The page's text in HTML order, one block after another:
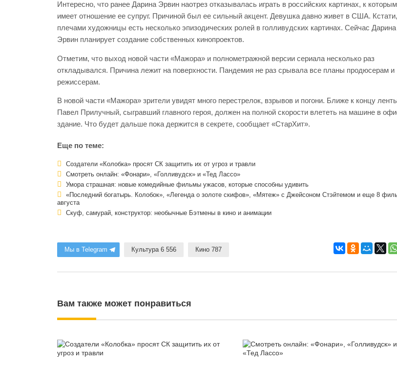
Интересно, что ранее Дарина Эрвин наотрез отказывалась играть в российских картинах, к которым
имеет отношение ее супруг. Причиной был ее сильный акцент. Девушка давно живет в США.
плечами художницы есть несколько эпизодических ролей в голливудских картинах. Сейчас Дарина
Эрвин планирует создание собственных кинопроектов.
Отметим, что выход новой части «Мажора» и полнометражной версии сериала несколько раз
откладывался. Причина лежит на поверхности. Пандемия не раз срывала все планы продюсерам и
режиссерам.
В новой части «Мажора» зрители увидят много перестрелок, взрывов и погони. Ближе к концу
Павел Прилучный, сыгравший главного героя, должен на полной скорости влететь на машине в
здание. Что будет дальше пока держится в секрете, сообщает «СтарХит».
Еще по теме:
Создатели «Колобка» просят СК защитить их от угроз и травли
Смотреть онлайн: «Фонари», «Голливудск» и «Тед Лассо»
Умора страшная: новые комедийные фильмы ужасов, которые способны удивить
«Последний богатырь. Колобок», «Легенда о золоте скифов», «Мятеж» с Джейсоном Стэйтемом и еще 8
августа
Скуф, самурай, конструктор: необычные Бэтмены в кино и анимации
Мы в Telegram Культура 6 556 Кино 787
Вам также может понравиться